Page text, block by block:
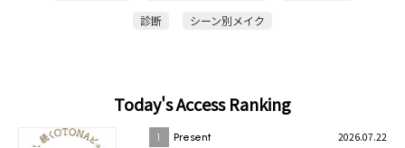
診断
シーン別メイク
Today's Access Ranking
1 Present 2026.07.22